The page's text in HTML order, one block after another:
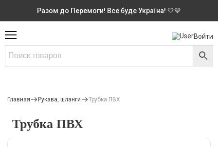
Разом до Перемоги! Все буде Україна! 💛💙
Войти
Главная Рукава, шланги Трубка ПВХ
Трубка ПВХ